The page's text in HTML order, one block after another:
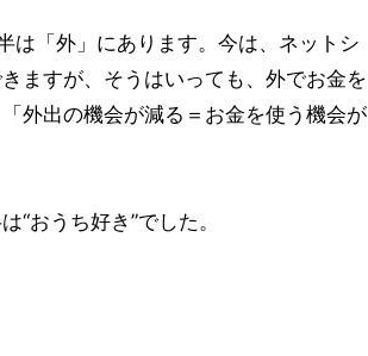
「外」にあります。今は、ネットシ
ますが、そうはいっても、外でお金を
外出の機会が減る＝お金を使う機会が
おうち好き”でした。